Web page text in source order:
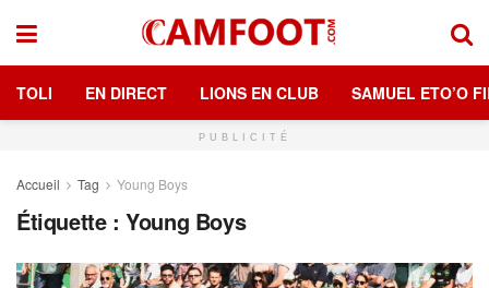
TOLI EN DIRECT LIONS EN CLUB SAMUEL ETO’O
PUBLICITÉ
Accueil Tag Young Boys
Étiquette :Young Boys